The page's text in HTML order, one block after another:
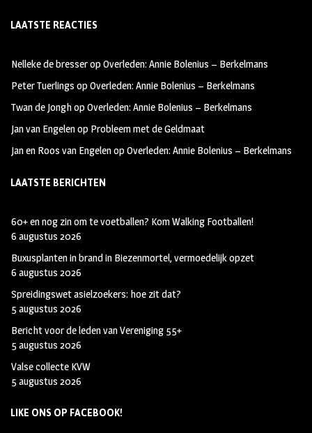
b
oo
k
ag
m
tt
LAATSTE REACTIES
Nelleke de bresseropOverleden: Annie Bolenius – Berkelmans
Peter Tuerlings opOverleden: Annie Bolenius – Berkelmans
Twan de JonghopOverleden: Annie Bolenius – Berkelmans
Jan van Engelenop Probleem met de Geldmaat
Jan en Roos van EngelenopOverleden: Annie Bolenius – Berkelmans
LAATSTE BERICHTEN
60+ en nog zin om te voetballen? Kom Walking Footballen!
6 augustus 2026
Buxusplanten in brand in Biezenmortel, vermoedelijk opzet
6 augustus 2026
Spreidingswet asielzoekers: hoe zit dat?
5 augustus 2026
Bericht voor de leden van Vereniging 55+
5 augustus 2026
Valse collecte KVW
5 augustus 2026
LIKE ONS OP FACEBOOK!